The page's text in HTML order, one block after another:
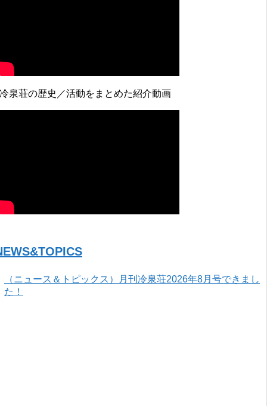
泉荘の歴史／活動をまとめた紹介動画
（ニュース＆トピックス）月刊冷泉荘2026年8月号できまし
た！